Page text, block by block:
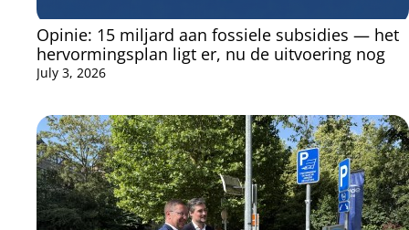
Opinie: 15 miljard aan fossiele subsidies — het
hervormingsplan ligt er, nu de uitvoering nog
July 3, 2026